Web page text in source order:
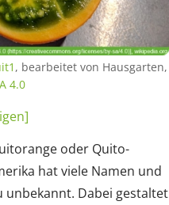
, bearbeitet von Hausgarten,
4.0
oder Quito-
hat viele Namen und
unbekannt. Dabei gestaltet